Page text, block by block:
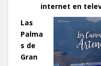
internet en
Las
Palma
s de
Gran